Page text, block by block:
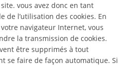
vous avez donc en tant
de l’utilisation des cookies. En
navigateur Internet, vous
la transmission de cookies.
être supprimés à tout
se faire de façon automatique. Si